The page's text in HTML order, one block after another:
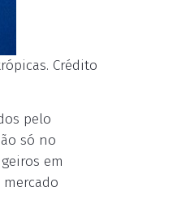
Crédito
pelo
só no
em